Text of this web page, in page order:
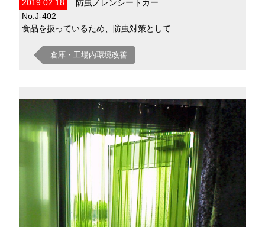
2019.02.18
防虫ノレンシートカー…
No.J-402
食品を扱っているため、防虫対策として...
倉庫・工場内環境改善